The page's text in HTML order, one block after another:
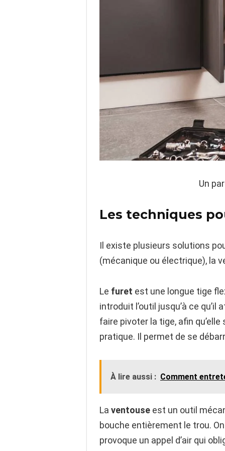
Un
Les techniques
Il existe plusieurs solutions
(mécanique ou électrique), la
Le furet est une longue tige
introduit l’outil jusqu’à ce
faire pivoter la tige, afin
pratique. Il permet de se
À lire aussi : Comment
La ventouse est un outil
bouche entièrement le trou.
provoque un appel d’air qui